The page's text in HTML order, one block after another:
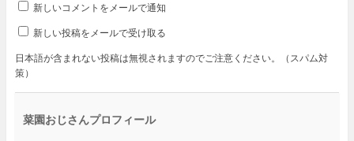
新しいコメントをメールで通知
新しい投稿をメールで受け取る
日本語が含まれない投稿は無視されますのでご注意ください。（スパム対
策）
菜園おじさんプロフィール